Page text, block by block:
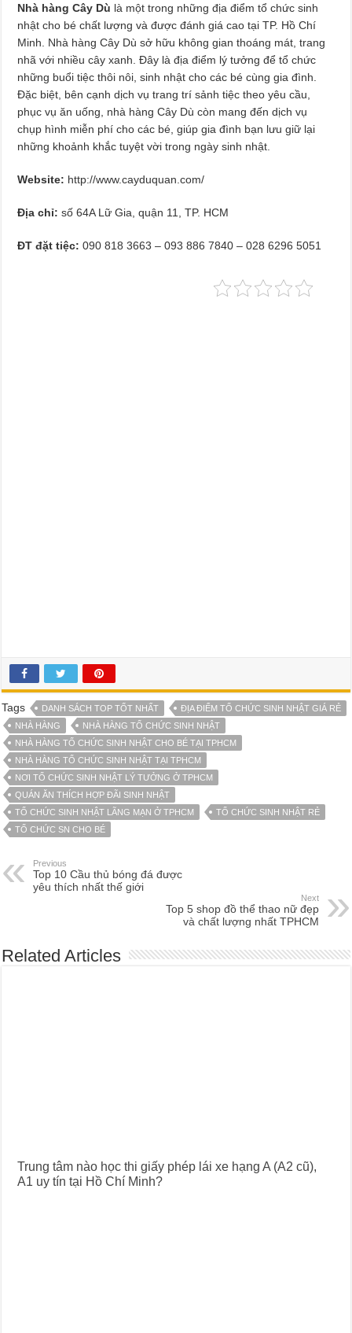
Nhà hàng Cây Dù là một trong những địa điểm tổ chức sinh
nhật cho bé chất lượng và được đánh giá cao tại TP. Hồ Chí
Minh. Nhà hàng Cây Dù sở hữu không gian thoáng mát, trang
nhã với nhiều cây xanh. Đây là địa điểm lý tưởng để tổ chức
những buổi tiệc thôi nôi, sinh nhật cho các bé cùng gia đình.
Đặc biệt, bên cạnh dịch vụ trang trí sảnh tiệc theo yêu cầu,
phục vụ ăn uống, nhà hàng Cây Dù còn mang đến dịch vụ
chụp hình miễn phí cho các bé, giúp gia đình bạn lưu giữ lại
những khoảnh khắc tuyệt vời trong ngày sinh nhật.
Website: http://www.cayduquan.com/
Địa chỉ: số 64A Lữ Gia, quận 11, TP. HCM
ĐT đặt tiệc:090 818 3663 – 093 886 7840 – 028 6296 5051
Tags DANH SÁCH TOP TỐT NHẤT
ĐỊA ĐIỂM TỔ CHỨC SINH NHẬT GIÁ RẺ
NHÀ HÀNG
NHÀ HÀNG TỔ CHỨC SINH NHẬT
NHÀ HÀNG TỔ CHỨC SINH NHẬT CHO BÉ TẠI TPHCM
NHÀ HÀNG TỔ CHỨC SINH NHẬT TẠI TPHCM
NƠI TỔ CHỨC SINH NHẬT LÝ TƯỞNG Ở TPHCM
QUÁN ĂN THÍCH HỢP ĐÃI SINH NHẬT
TỔ CHỨC SINH NHẬT LÃNG MẠN Ở TPHCM
TỔ CHỨC SINH NHẬT RẺ
TỔ CHỨC SN CHO BÉ
Previous
Top 10 Cầu thủ bóng đá được
yêu thích nhất thế giới
Next
Top 5 shop đồ thể thao nữ đẹp
và chất lượng nhất TPHCM
Related Articles
Trung tâm nào học thi giấy phép lái xe hạng A (A2 cũ),
A1 uy tín tại Hồ Chí Minh?